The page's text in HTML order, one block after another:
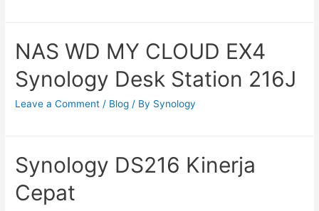
NAS WD MY CLOUD EX4
Synology Desk Station 216J
Leave a Comment / Blog / By Synology
Synology DS216 Kinerja
Cepat